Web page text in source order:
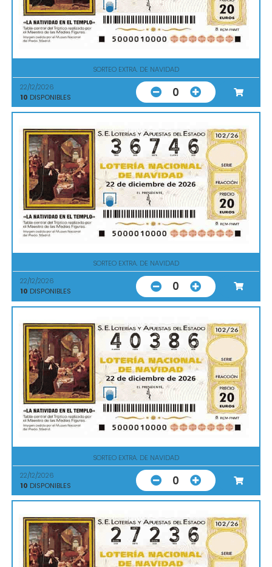
SORTEO EXTRA. DE NAVIDAD
22/12/2026
10 DISPONIBLES 0
SORTEO EXTRA. DE NAVIDAD
22/12/2026
10 DISPONIBLES 0
SORTEO EXTRA. DE NAVIDAD
22/12/2026
10 DISPONIBLES 0